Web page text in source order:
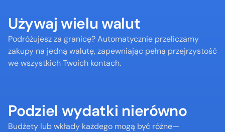
Używaj wielu walut
Podróżujesz za granicę? Automatycznie przeliczamy
zakupy na jedną walutę, zapewniając pełną przejrzystość
we wszystkich Twoich kontach.
Podziel wydatki nierówno
Budżety lub wkłady każdego mogą być różne—